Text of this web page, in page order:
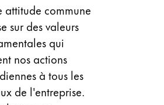
attitude commune
sur des valeurs
qui
nos actions
à tous les
de l'entreprise.